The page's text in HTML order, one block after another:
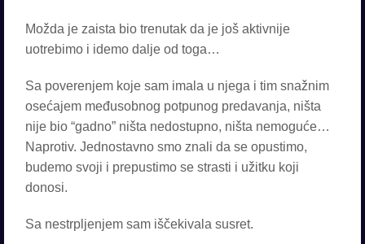
Možda je zaista bio trenutak da je još aktivnije
uotrebimo i idemo dalje od toga…
Sa poverenjem koje sam imala u njega i tim snažnim
osećajem međusobnog potpunog predavanja, ništa
nije bio “gadno” ništa nedostupno, ništa nemoguće…
Naprotiv. Jednostavno smo znali da se opustimo,
budemo svoji i prepustimo se strasti i užitku koji
donosi.
Sa nestrpljenjem sam iščekivala susret.